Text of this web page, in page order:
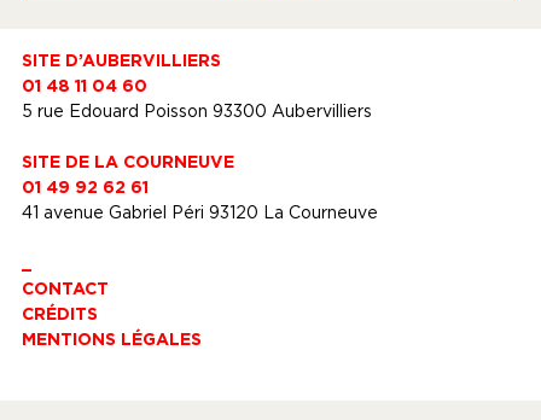
SITE D’AUBERVILLIERS
01 48 11 04 60
5 rue Edouard Poisson 93300 Aubervilliers
SITE DE LA COURNEUVE
01 49 92 62 61
41 avenue Gabriel Péri 93120 La Courneuve
CONTACT
CRÉDITS
MENTIONS LÉGALES